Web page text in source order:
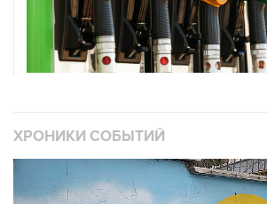
ХРОНИКИ СОБЫТИЙ